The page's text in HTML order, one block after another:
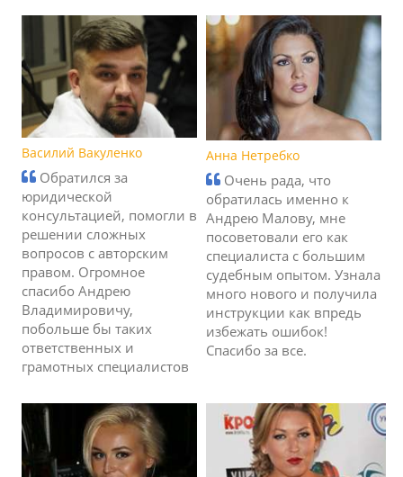
Василий Вакуленко
Обратился за
юридической
консультацией, помогли в
решении сложных
вопросов с авторским
правом. Огромное
спасибо Андрею
Владимировичу,
побольше бы таких
ответственных и
грамотных специалистов
Анна Нетребко
Очень рада, что
обратилась именно к
Андрею Малову, мне
посоветовали его как
специалиста с большим
судебным опытом. Узнала
много нового и получила
инструкции как впредь
избежать ошибок!
Спасибо за все.